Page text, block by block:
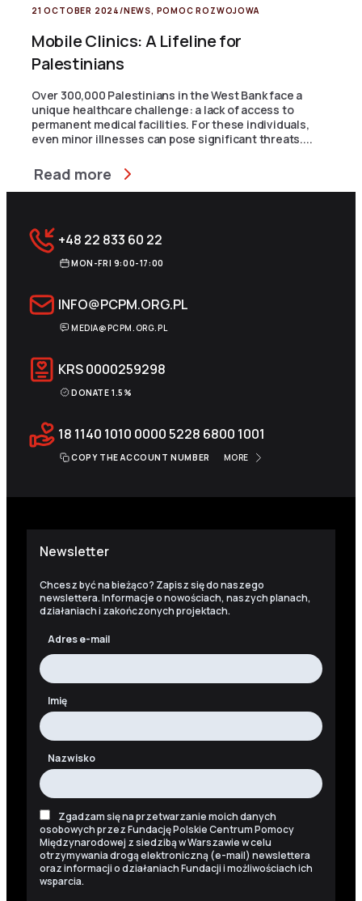
21 OCTOBER 2024 /NEWS, POMOC ROZWOJOWA
Mobile Clinics: A Lifeline for
Palestinians
Over 300,000 Palestinians in the West Bank face a
unique healthcare challenge: a lack of access to
permanent medical facilities. For these individuals,
even minor illnesses can pose significant threats....
Read more
+48 22 833 60 22
MON-FRI 9:00-17:00
INFO@PCPM.ORG.PL
MEDIA@PCPM.ORG.PL
KRS0000259298
DONATE 1.5%
18 1140 1010 0000 5228 6800 1001
COPY THE ACCOUNT NUMBER MORE
Newsletter
Chcesz być na bieżąco? Zapisz się do naszego
newslettera. Informacje o nowościach, naszych planach,
działaniach i zakończonych projektach.
Adres e-mail
Imię
Nazwisko
Zgadzam się na przetwarzanie moich danych
osobowych przez Fundację Polskie Centrum Pomocy
Międzynarodowej z siedzibą w Warszawie w celu
otrzymywania drogą elektroniczną (e-mail) newslettera
oraz informacji o działaniach Fundacji i możliwościach ich
wsparcia.